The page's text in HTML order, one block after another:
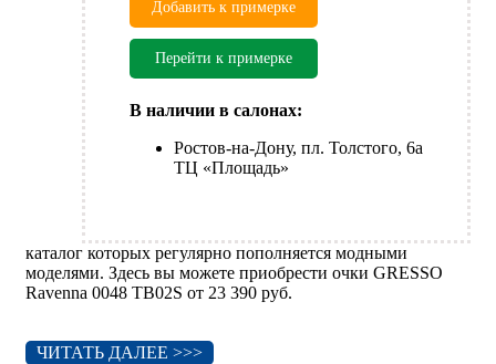
Добавить к примерке
Перейти к примерке
В наличии в салонах:
Ростов-на-Дону, пл. Толстого, 6а
ТЦ «Площадь»
каталог которых регулярно пополняется модными
моделями. Здесь вы можете приобрести очки GRESSO
Ravenna 0048 TB02S от 23 390 руб.
ЧИТАТЬ ДАЛЕЕ >>>